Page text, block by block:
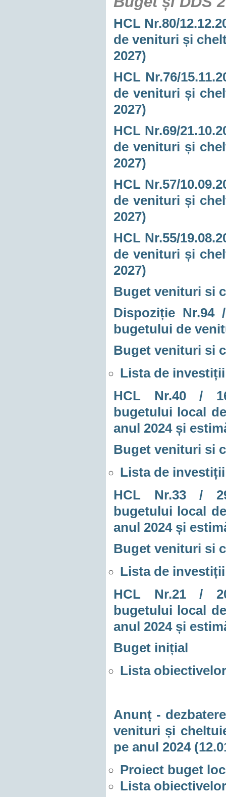
HCL Nr.80/
de venituri și
2027)
HCL Nr.76/
de venituri și
2027)
HCL Nr.69/
de venituri și
2027)
HCL Nr.57/
de venituri și
2027)
HCL Nr.55/
de venituri și
2027)
Buget venituri si
Dispoziție Nr.94
bugetului de
Buget venituri si
Lista de investiții
HCL Nr.40 /
bugetului local
anul 2024 și
Buget venituri si
Lista de investiții
HCL Nr.33 /
bugetului local
anul 2024 și
Buget venituri si
Lista de investiții
HCL Nr.21 /
bugetului local
anul 2024 și
Buget inițial
Lista
Anunț -
venituri și
pe anul 2024
Proiect buget
Lista